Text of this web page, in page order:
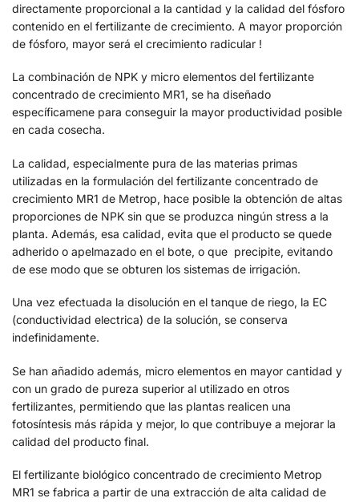
directamente proporcional a la cantidad y la calidad del fósforo
contenido en el fertilizante de crecimiento. A mayor proporción
de fósforo, mayor será el crecimiento radicular !
La combinación de NPK y micro elementos del fertilizante
concentrado de crecimiento MR1, se ha diseñado
específicamene para conseguir la mayor productividad posible
en cada cosecha.
La calidad, especialmente pura de las materias primas
utilizadas en la formulación del fertilizante concentrado de
crecimiento MR1 de Metrop, hace posible la obtención de altas
proporciones de NPK sin que se produzca ningún stress a la
planta. Además, esa calidad, evita que el producto se quede
adherido o apelmazado en el bote, o que precipite, evitando
de ese modo que se obturen los sistemas de irrigación.
Una vez efectuada la disolución en el tanque de riego, la EC
(conductividad electrica) de la solución, se conserva
indefinidamente.
Se han añadido además, micro elementos en mayor cantidad y
con un grado de pureza superior al utilizado en otros
fertilizantes, permitiendo que las plantas realicen una
fotosíntesis más rápida y mejor, lo que contribuye a mejorar la
calidad del producto final.
El fertilizante biológico concentrado de crecimiento Metrop
MR1 se fabrica a partir de una extracción de alta calidad de